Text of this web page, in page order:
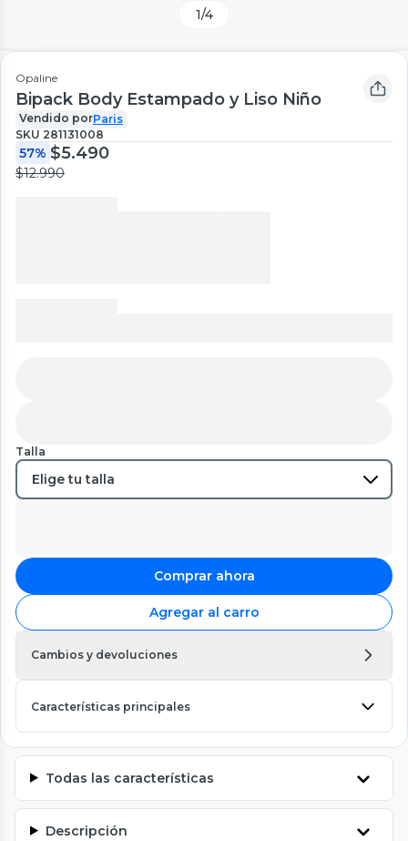
1/4
Opaline
Bipack Body Estampado y Liso Niño
Vendido porParis
SKU 281131008
57% $5.490
$12.990
Talla
Comprar ahora
Agregar al carro
Cambios y devoluciones
Características principales
Todas las características
Descripción